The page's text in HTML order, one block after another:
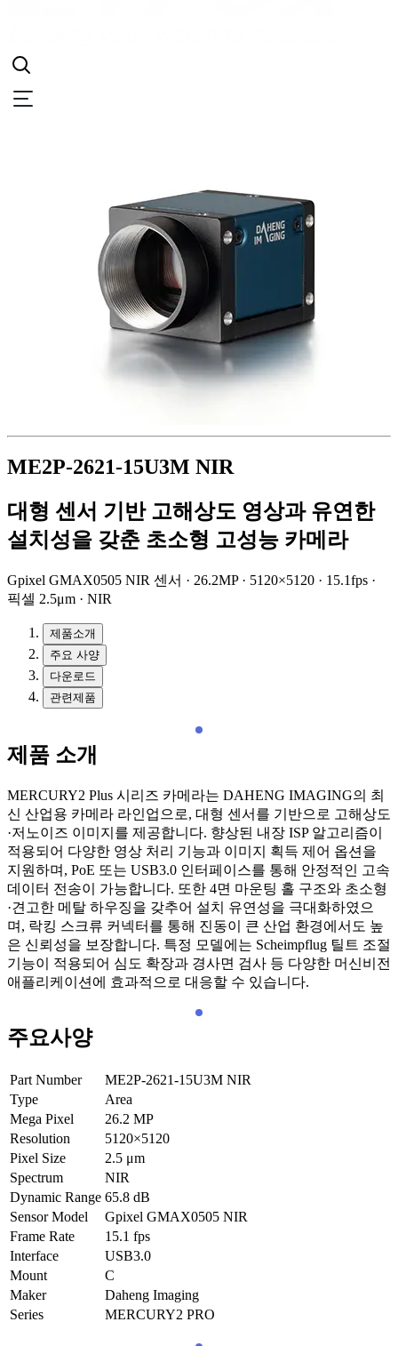
ME2P-2621-15U3M NIR
대형 센서 기반 고해상도 영상과 유연한
설치성을 갖춘 초소형 고성능 카메라
Gpixel GMAX0505 NIR 센서 · 26.2MP · 5120×5120 · 15.1fps ·
픽셀 2.5μm · NIR
제품소개
주요 사양
다운로드
관련제품
제품 소개
MERCURY2 Plus 시리즈 카메라는 DAHENG IMAGING의 최
신 산업용 카메라 라인업으로, 대형 센서를 기반으로 고해상도
·저노이즈 이미지를 제공합니다. 향상된 내장 ISP 알고리즘이
적용되어 다양한 영상 처리 기능과 이미지 획득 제어 옵션을
지원하며, PoE 또는 USB3.0 인터페이스를 통해 안정적인 고속
데이터 전송이 가능합니다. 또한 4면 마운팅 홀 구조와 초소형
·견고한 메탈 하우징을 갖추어 설치 유연성을 극대화하였으
며, 락킹 스크류 커넥터를 통해 진동이 큰 산업 환경에서도 높
은 신뢰성을 보장합니다. 특정 모델에는 Scheimpflug 틸트 조절
기능이 적용되어 심도 확장과 경사면 검사 등 다양한 머신비전
애플리케이션에 효과적으로 대응할 수 있습니다.
주요사양
Part Number
ME2P-2621-15U3M NIR
Type
Area
Mega Pixel
26.2 MP
Resolution
5120×5120
Pixel Size
2.5 μm
Spectrum
NIR
Dynamic Range 65.8 dB
Sensor Model
Gpixel GMAX0505 NIR
Frame Rate
15.1 fps
Interface
USB3.0
Mount
C
Maker
Daheng Imaging
Series
MERCURY2 PRO